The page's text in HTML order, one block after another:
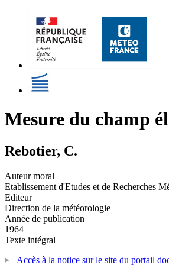
Mesure du champ
Rebotier, C.
Auteur moral
Etablissement d'Etudes et de Recherches
Editeur
Direction de la météorologie
Année de publication
1964
Texte intégral
Accès à la notice sur le site du portail